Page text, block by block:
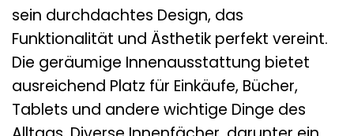
sein durchdachtes Design, das
Funktionalität und Ästhetik perfekt vereint.
Die geräumige Innenausstattung bietet
ausreichend Platz für Einkäufe, Bücher,
Tablets und andere wichtige Dinge des